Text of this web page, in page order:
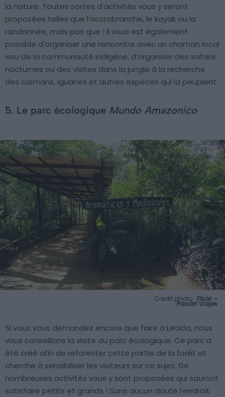
la nature. Toutes sortes d’activités vous y seront
proposées telles que l’accrobranche, le kayak ou la
randonnée, mais pas que ! Il vous est également
possible d’organiser une rencontre avec un chaman local
issu de la communauté indigène, d’organiser des safaris
nocturnes ou des visites dans la jungle à la recherche
des caïmans, iguanes et autres espèces qui la peuplent.
5. Le parc écologique Mundo Amazonico
Crédit photo : Flickr –
Pasión Viajes
Si vous vous demandez encore que faire à Leticia, nous
vous conseillons la visite du parc écologique. Ce parc a
été créé afin de reforester cette partie de la forêt et
cherche à sensibiliser les visiteurs sur ce sujet. De
nombreuses activités vous y sont proposées qui sauront
satisfaire petits et grands ! Sans aucun doute l’endroit